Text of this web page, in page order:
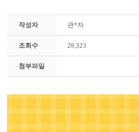
작성자 관*자
조회수 29,323
첨부파일